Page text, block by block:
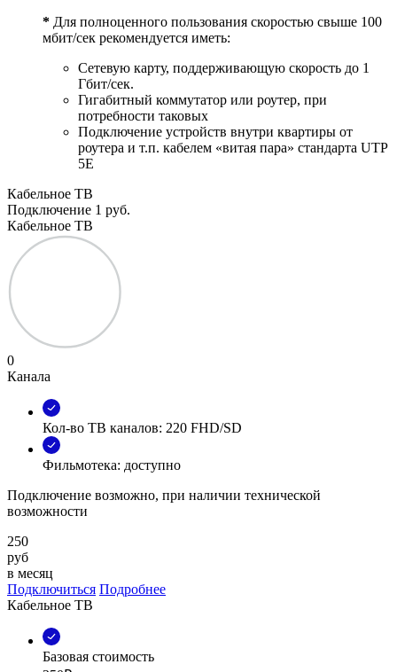
* Для полноценного пользования скоростью свыше 100
мбит/сек рекомендуется иметь:
Сетевую карту, поддерживающую скорость до 1
Гбит/сек.
Гигабитный коммутатор или роутер, при
потребности таковых
Подключение устройств внутри квартиры от
роутера и т.п. кабелем «витая пара» стандарта UTP
5E
Кабельное ТВ
Подключение 1 руб.
Кабельное ТВ
0
Канала
Кол-во ТВ каналов: 220 FHD/SD
Фильмотека: доступно
Подключение возможно, при наличии технической
возможности
250
руб
в месяц
Подключиться Подробнее
Кабельное ТВ
Базовая стоимость